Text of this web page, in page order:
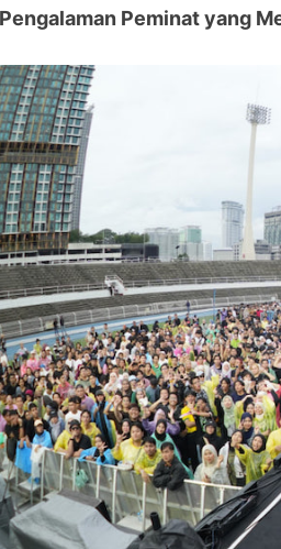
Pengalaman Peminat yang